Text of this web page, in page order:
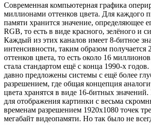
Современная компьютерная графика
миллионами оттенков цвета. Для каждого
памяти хранится значение, определяющее
RGB, то есть в виде красного, зелёного и
Каждый из этих каналов имеет 8-битное
интенсивности, таким образом получается
оттенков цвета, то есть около 16
стала стандартом ещё с конца 1990-х
давно предложены системы с ещё более
разрешением, где общая концепция
цвета хранятся в виде 16-битных значений.
для отображения картинки с весьма
временам разрешением 1920x1080 точек
мегабайт видеопамяти. Но так было не